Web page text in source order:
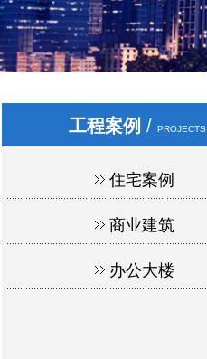
工程案例 / PROJECTS
住宅案例
商业建筑
办公大楼